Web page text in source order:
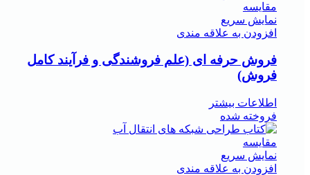
مقايسه
نمایش سریع
افزودن به علاقه مندی
فروش حرفه ای (علم فروشندگی و فرآیند کامل
فروش)
اطلاعات بیشتر
فروخته شده
مقايسه
نمایش سریع
افزودن به علاقه مندی